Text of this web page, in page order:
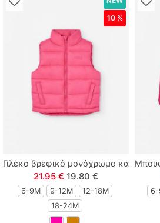
Γιλέκο βρεφικό μονόχρωμο καπιτονέ
21.95 € 19.80 €
6-9M 9-12Μ
12-18Μ
18-24Μ
10 %
6-